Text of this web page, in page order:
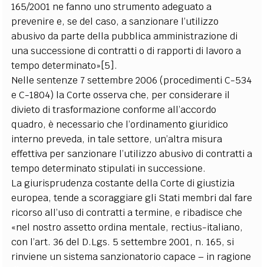
165/2001 ne fanno uno strumento adeguato a
prevenire e, se del caso, a sanzionare l’utilizzo
abusivo da parte della pubblica amministrazione di
una successione di contratti o di rapporti di lavoro a
tempo determinato»[5].
Nelle sentenze 7 settembre 2006 (procedimenti C-534
e C-1804) la Corte osserva che, per considerare il
divieto di trasformazione conforme all’accordo
quadro, è necessario che l’ordinamento giuridico
interno preveda, in tale settore, un’altra misura
effettiva per sanzionare l’utilizzo abusivo di contratti a
tempo determinato stipulati in successione.
La giurisprudenza costante della Corte di giustizia
europea, tende a scoraggiare gli Stati membri dal fare
ricorso all’uso di contratti a termine, e ribadisce che
«nel nostro assetto ordina mentale, rectius-italiano,
con l’art. 36 del D.Lgs. 5 settembre 2001, n. 165, si
rinviene un sistema sanzionatorio capace – in ragione